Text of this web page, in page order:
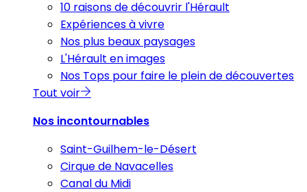
10 raisons de découvrir l'Hérault
Expériences à vivre
Nos plus beaux paysages
L'Hérault en images
Nos Tops pour faire le plein de découvertes
Tout voir
Nos incontournables
Saint-Guilhem-le-Désert
Cirque de Navacelles
Canal du Midi